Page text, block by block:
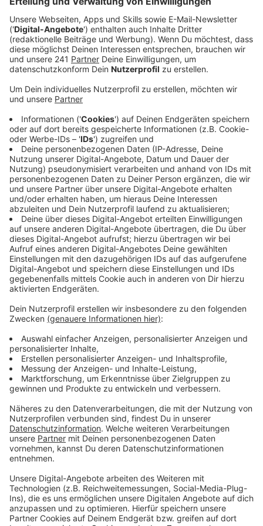
Anzeige
Die Stadt Leverkusen richtet neue Hol- und
Bringzonen an zwei Grundschulen ein. Die Don-Bosco-
Grundschule in Quettingen und die
Gemeinschaftsgrundschule Morsbroicherstraße in
Schlebusch bekommen eine Hol- und Bringzone für
Elterntaxis, also für Eltern, die ihre Kinder mit dem
Auto zur Schule bringen und abholen. Ab dem neuen
Schuljahr fahren sie ihre Kinder nicht mehr direkt bis
vor die Schule, sondern nur bis zu der vorgegebenen
Hol- und Bringzone. Die letzten Meter laufen die
Schüler dann alleine.
„In den letzten Jahren wurden vermehrt Hol- und
Bringzonen an den Grundschulen im Leverkusener
Stadtgebiet eingerichtet“, teilt die Stadt mit: „Denn
leider ist vielen Eltern nicht bewusst, dass das
vermeintlich sichere Absetzen des eigenen Kindes
direkt vor dem Eingang der Schule andere Kinder
gefährden kann.“ Heiß es weiter.
Anzeige
Weitere Meldungen aus Leverkusen
Anzeige
Leverkusen: Falsche Polizisten bringen Seniorin um viel
Bargeld
Bayer Leverkusen: Tah-Prozess geht in die zweite
Runde
Drogen-Razzia in vier Leverkusener Stadtteilen